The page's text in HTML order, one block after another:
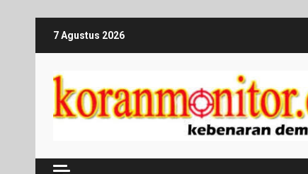
7 Agustus 2026